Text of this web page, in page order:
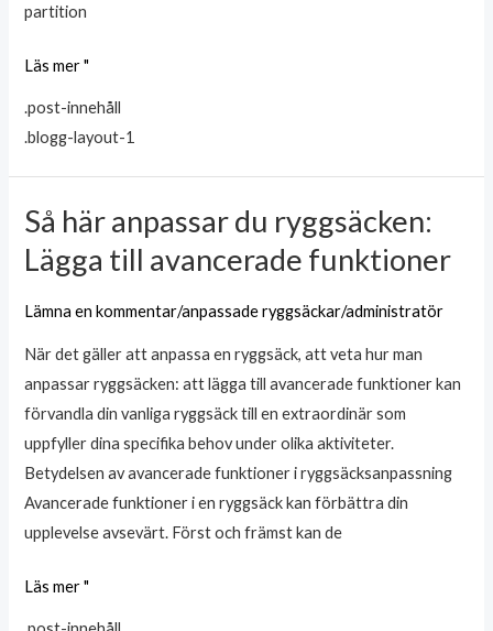
partition
Läs mer "
.post-innehåll
.blogg-layout-1
Så här anpassar du ryggsäcken:
Lägga till avancerade funktioner
Lämna en kommentar/anpassade ryggsäckar/administratör
När det gäller att anpassa en ryggsäck, att veta hur man
anpassar ryggsäcken: att lägga till avancerade funktioner kan
förvandla din vanliga ryggsäck till en extraordinär som
uppfyller dina specifika behov under olika aktiviteter.
Betydelsen av avancerade funktioner i ryggsäcksanpassning
Avancerade funktioner i en ryggsäck kan förbättra din
upplevelse avsevärt. Först och främst kan de
Så
här
anpassar
du
Lägga
till
avancerade
funktioner
Läs mer "